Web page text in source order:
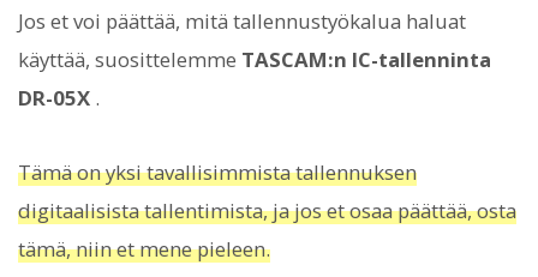
Jos et voi päättää, mitä tallennustyökalua haluat
käyttää, suosittelemme TASCAM:n IC-tallenninta
DR-05X .
Tämä on yksi tavallisimmista tallennuksen
digitaalisista tallentimista, ja jos et osaa päättää, osta
tämä, niin et mene pieleen.